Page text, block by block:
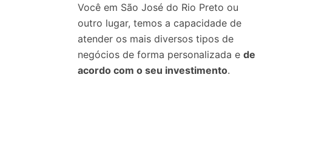
Você em São José do Rio Preto ou
outro lugar, temos a capacidade de
atender os mais diversos tipos de
negócios de forma personalizada e de
acordo com o seu investimento.